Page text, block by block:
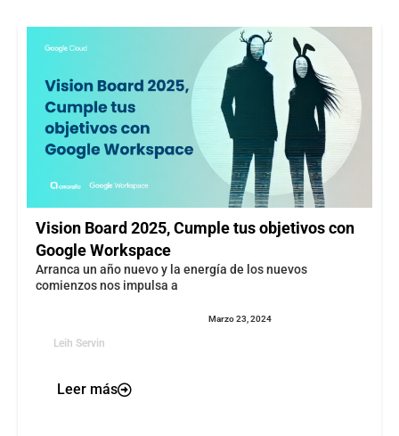
Vision Board 2025, Cumple tus objetivos con
Google Workspace
Arranca un año nuevo y la energía de los nuevos
comienzos nos impulsa a
Leih Servin
Marzo 23, 2024
Leer más